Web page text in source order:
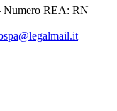
Numero REA: RN